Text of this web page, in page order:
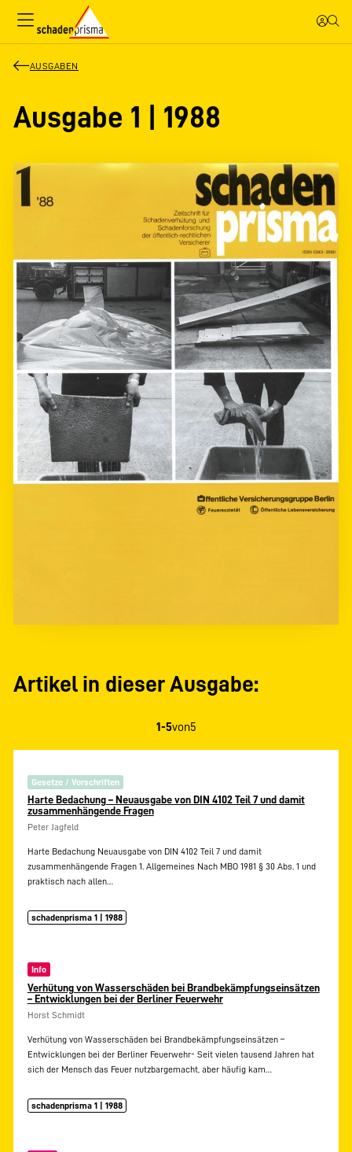
AUSGABEN
Ausgabe 1 | 1988
Artikel in dieser Ausgabe:
1-5von5
Gesetze / Vorschriften
Harte Bedachung – Neuausgabe von DIN 4102 Teil 7 und damit
zusammenhängende Fragen
Peter Jagfeld
Harte Bedachung Neuausgabe von DIN 4102 Teil 7 und damit
zusammenhängende Fragen 1. Allgemeines Nach MBO 1981 § 30 Abs. 1 und
praktisch nach allen…
schadenprisma 1 | 1988
Info
Verhütung von Wasserschäden bei Brandbekämpfungseinsätzen
– Entwicklungen bei der Berliner Feuerwehr
Horst Schmidt
Verhütung von Wasserschäden bei Brandbekämpfungseinsätzen –
Entwicklungen bei der Berliner Feuerwehr- Seit vielen tausend Jahren hat
sich der Mensch das Feuer nutzbargemacht, aber häufig kam…
schadenprisma 1 | 1988